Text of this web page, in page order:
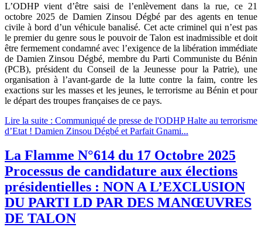
L’ODHP vient d’être saisi de l’enlèvement dans la rue, ce 21
octobre 2025 de Damien Zinsou Dégbé par des agents en tenue
civile à bord d’un véhicule banalisé. Cet acte criminel qui n’est pas
le premier du genre sous le pouvoir de Talon est inadmissible et doit
être fermement condamné avec l’exigence de la libération immédiate
de Damien Zinsou Dégbé, membre du Parti Communiste du Bénin
(PCB), président du Conseil de la Jeunesse pour la Patrie), une
organisation à l’avant-garde de la lutte contre la faim, contre les
exactions sur les masses et les jeunes, le terrorisme au Bénin et pour
le départ des troupes françaises de ce pays.
Lire la suite : Communiqué de presse de l'ODHP Halte au terrorisme
d’Etat ! Damien Zinsou Dégbé et Parfait Gnami...
La Flamme N°614 du 17 Octobre 2025
Processus de candidature aux élections
présidentielles : NON A L’EXCLUSION
DU PARTI LD PAR DES MANŒUVRES
DE TALON